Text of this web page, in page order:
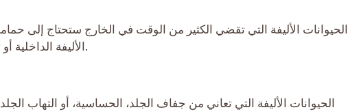
الحيوانات الأليفة التي تقضي الكثير من الوقت في الخارج ستحتاج إلى
الأليفة الداخلية أو تلك التي تبقى نظيفة بالفرشاة المنتظمة تحتاج إلى حمامات أقل.
الحيوانات الأليفة التي تعاني من جفاف الجلد، الحساسية، أو